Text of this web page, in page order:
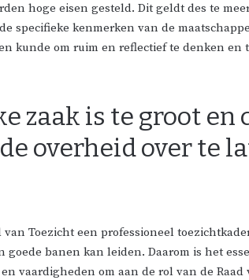
hoge eisen gesteld. Dit geldt des te
specifieke kenmerken van de
kunde om ruim en reflectief te denken
zaak is te groot en
overheid over te
van Toezicht een professioneel
goede banen kan leiden. Daarom is het
vaardigheden om aan de rol van de Raad